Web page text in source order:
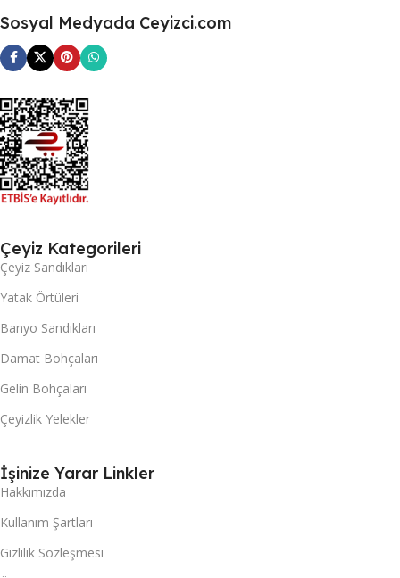
Sosyal Medyada Ceyizci.com
Çeyiz Kategorileri
Çeyiz Sandıkları
Yatak Örtüleri
Banyo Sandıkları
Damat Bohçaları
Gelin Bohçaları
Çeyizlik Yelekler
İşinize Yarar Linkler
Hakkımızda
Kullanım Şartları
Gizlilik Sözleşmesi